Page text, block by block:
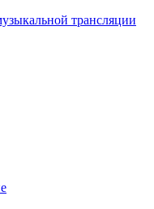
трансляции